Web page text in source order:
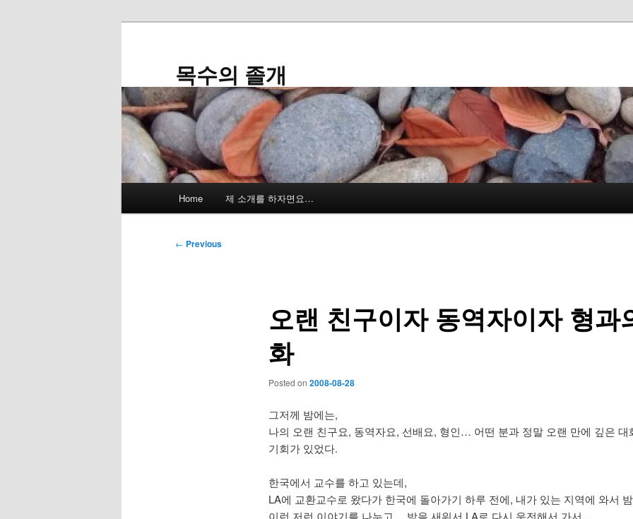
목수의 졸개
Home 제 소개를 하자면요…
Post
← Previous
오랜 친구이자 동역자이자 형과
화
Posted on 2008-08-28
그저께 밤에는,
나의 오랜 친구요, 동역자요, 선배요, 형인… 어떤 분과 정말 오랜 만에 깊은 대
기회가 있었다.
한국에서 교수를 하고 있는데,
LA에 교환교수로 왔다가 한국에 돌아가기 하루 전에, 내가 있는 지역에 와서
이런 저런 이야기를 나누고… 밤을 새워서 LA로 다시 운전해서 가서…